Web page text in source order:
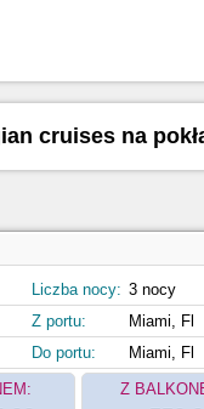
cruises na
Liczba nocy: 3 nocy
Z portu:
Miami, Fl
Do portu:
Miami, Fl
Z